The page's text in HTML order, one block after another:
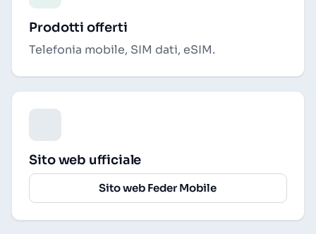
Prodotti offerti
Telefonia mobile, SIM dati, eSIM.
Sito web ufficiale
Sito web Feder Mobile